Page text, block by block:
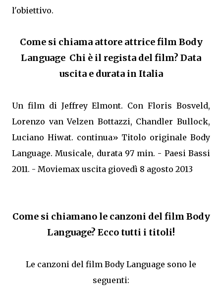
l'obiettivo.
Come si chiama attore attrice film Body
Language Chi è il regista del film? Data
uscita e durata in Italia
Un film di Jeffrey Elmont. Con Floris Bosveld,
Lorenzo van Velzen Bottazzi, Chandler Bullock,
Luciano Hiwat. continua» Titolo originale Body
Language. Musicale, durata 97 min. - Paesi Bassi
2011. - Moviemax uscita giovedì 8 agosto 2013
Come si chiamano le canzoni del film Body
Language? Ecco tutti i titoli!
Le canzoni del film Body Language sono le
seguenti: